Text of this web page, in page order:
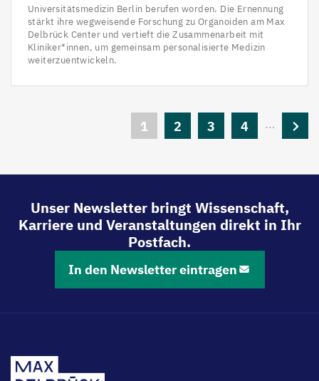
Universitätsmedizin Berlin berufen worden. Die Ernennung
stärkt ihre wegweisende Forschung zu Organoiden am Max
Delbrück Center und vertieft die Zusammenarbeit mit
Kliniker*innen, um gemeinsam personalisierte Medizin
weiterzuentwickeln.
Aktuelle
1 Seite
2 Seite
3 Seite
4 …
Unser Newsletter bringt Wissenschaft,
Karriere und Veranstaltungen direkt in Ihr
Postfach.
In den Newsletter eintragen